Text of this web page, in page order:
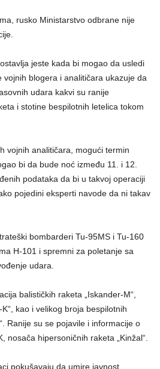
rusko Ministarstvo odbrane nije
jeste kada bi mogao da usledi
vojnih blogera i analitičara ukazuje da
udara kakvi su ranije
i stotine bespilotnih letelica tokom
vojnih analitičara, mogući termin
bi da bude noć između 11. i 12.
podataka da bi u takvoj operaciji
pojedini eksperti navode da ni takav
bombarderi Tu-95MS i Tu-160
H-101 i spremni za poletanje sa
udara.
balističkih raketa „Iskander-M“,
kao i velikog broja bespilotnih
Ranije su se pojavile i informacije o
nosača hipersoničnih raketa „Kinžal“.
pokušavaju da umire javnost